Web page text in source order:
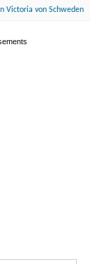
Victoria von Schweden